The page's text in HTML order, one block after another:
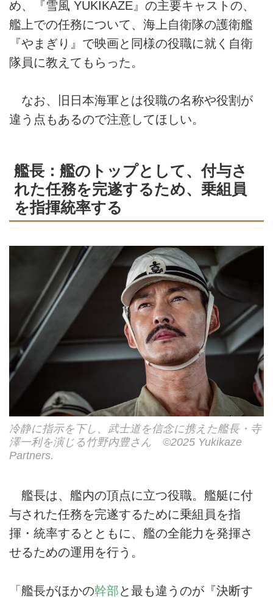
め、『雪風 YUKIKAZE』の主要キャストの、
艦上での任務について、海上自衛隊の護衛艦
『やまぎり』で映画と同様の役職に就く自衛
隊員に教えてもらった。
なお、旧日本海軍とは役職の名称や役割が
違う点もあるので注意してほしい。
艦長：艦のトップとして、付与さ
れた任務を完遂するため、乗組員
を指揮統率する
冷静に指示を下し、武士道を信念に携えた艦長・寺
澤一利を演じる竹野内豊さん ©2025 Yukikaze
Partners.
艦長は、艦内の頂点に立つ役職。艦艇に付
与された任務を完遂するために乗組員を指
揮・統率するとともに、艦の全能力を発揮さ
せるための運用を行う。
「艦長がほかの幹部と最も違うのが『決断す